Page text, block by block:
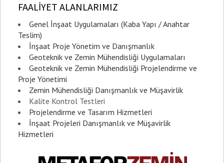
FAALİYET ALANLARIMIZ
Genel İnşaat Uygulamaları (Kaba Yapı / Anahtar
Teslim)
İnşaat Proje Yönetim ve Danışmanlık
Geoteknik ve Zemin Mühendisliği Uygulamaları
Geoteknik ve Zemin Mühendisliği Projelendirme ve
Proje Yönetimi
Zemin Mühendisliği Danışmanlık ve Müşavirlik
Kalite Kontrol Testleri
Projelendirme ve Tasarım Hizmetleri
İnşaat Projeleri Danışmanlık ve Müşavirlik
Hizmetleri